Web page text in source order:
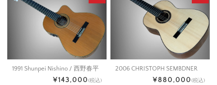
1991 Shunpei Nishino / 西野春平
¥143,000(税込)
2006 CHRISTOPH SEMBDNER
¥880,000(税込)